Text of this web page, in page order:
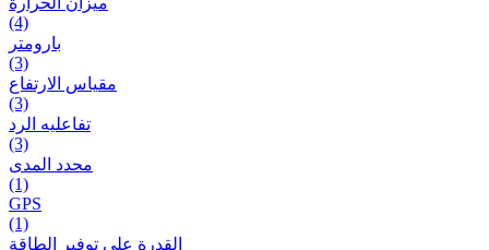
(4)
بارومتر
(3)
مقياس الارتفاع
(3)
تفاعلیه الرد
(3)
محدد المدى
(1)
GPS
(1)
القدرة على توفير الطاقة